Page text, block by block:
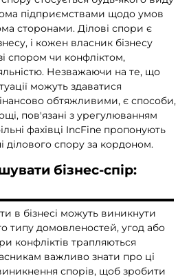
підприємствами щодо умов
сторонами. Ділові спори є
і кожен власник бізнесу
спором чи конфліктом,
Незважаючи на те, що
можуть здаватися
обтяжливими, є способи,
пов'язані з урегулюванням
фахівці IncFine пропонують
ділового спору за кордоном.
бізнес-спір:
в бізнесі можуть виникнути
типу домовленостей, угод або
конфліктів трапляються
важливо знати про ці
спорів, щоб зробити